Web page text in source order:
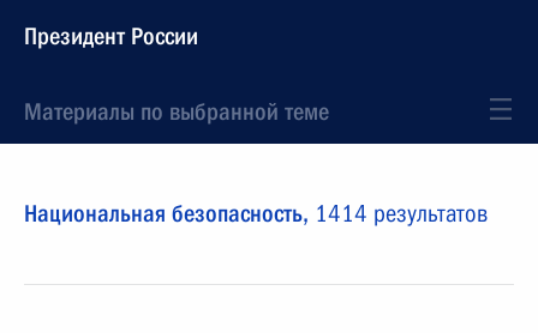
Президент России
Материалы по выбранной теме
Национальная безопасность, 1414 результатов